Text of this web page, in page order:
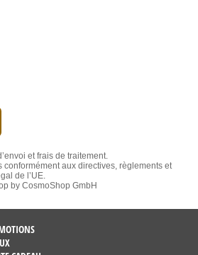
et frais de traitement.
conformément aux directives, règlements et
de l’UE.
by CosmoShop GmbH